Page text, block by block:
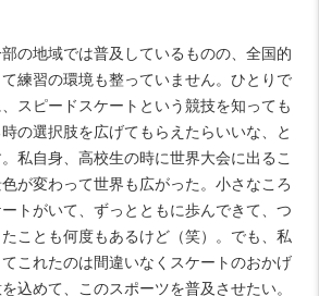
部の地域では普及しているものの、全国的
練習の環境も整っていません。ひとりで
スピードスケートという競技を知っても
の選択肢を広げてもらえたらいいな、と
私自身、高校生の時に世界大会に出るこ
が変わって世界も広がった。小さなころ
トがいて、ずっとともに歩んできて、つ
ことも何度もあるけど（笑）。でも、私
これたのは間違いなくスケートのおかげ
込めて、このスポーツを普及させたい。